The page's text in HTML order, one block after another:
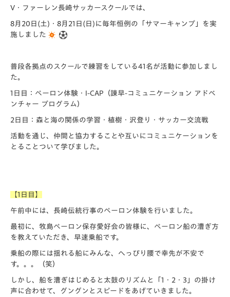
V・ファーレン長崎サッカースクールでは、
8月20日(土)・8月21日(日)に毎年恒例の 「サマーキャンプ」
を実
施しました
普段各拠点のスクールで練習をしている41名が活動に参加しまし
た。
1日目：ペーロン体験・I-CAP（諫早-コミュニケーション アドベ
ンチャー プログラム）
2日目：森と海の関係の学習・植樹・沢登り・サッカー交流戦
活動を通じ、仲間と協力することや互いにコミュニケーションを
とることついて学びました。
【1日目】
午前中には、長崎伝統行事のペーロン体験を行いました。
最初に、牧島ペーロン保存愛好会の皆様に、ペーロン船の漕ぎ方
を教えていただき、早速乗船です。
乗船の際には揺れる船にみんな、へっぴり腰で幸先が不安で
す。。。（笑）
しかし、船を漕ぎはじめると太鼓のリズムと「1・2・3」の掛け
声に合わせて、グングンとスピードをあげていきました。